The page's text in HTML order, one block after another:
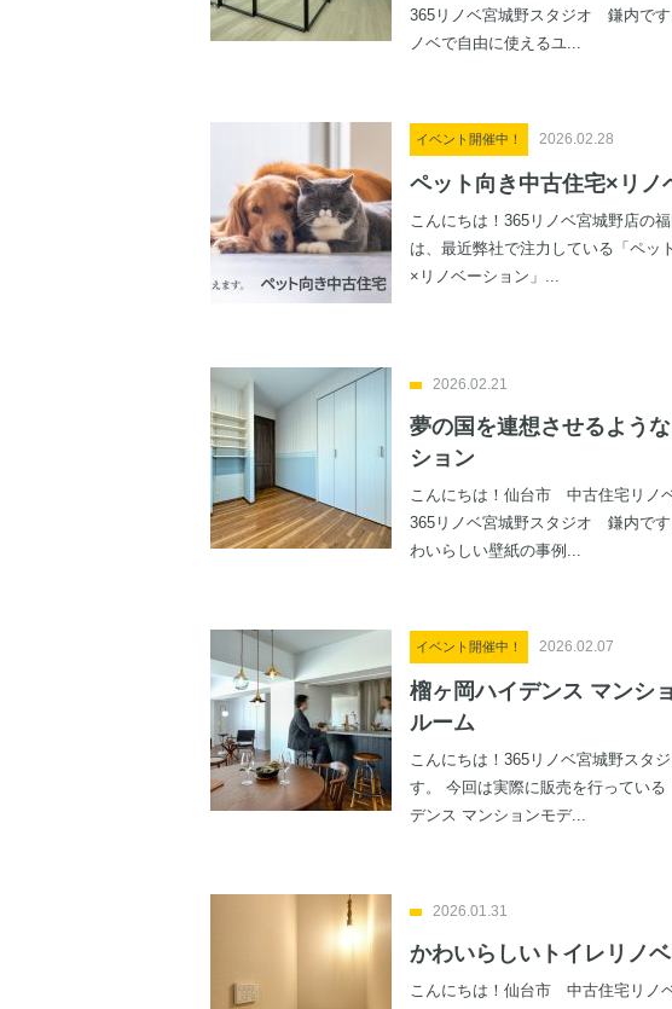
365リノベ宮城野スタジオ 鎌内です
ノベで自由に使えるユ...
イベント開催中！ 2026.02.28
ペット向き中古住宅×リノ
こんにちは！365リノベ宮城野店の
は、最近弊社で注力している「ペッ
×リノベーション」...
2026.02.21
夢の国を連想させるよう
ション
こんにちは！仙台市 中古住宅リノ
365リノベ宮城野スタジオ 鎌内で
わいらしい壁紙の事例...
イベント開催中！ 2026.02.07
榴ヶ岡ハイデンス マンシ
ルーム
こんにちは！365リノベ宮城野スタ
す。 今回は実際に販売を行っている
デンス マンションモデ...
2026.01.31
かわいらしいトイレリノベ
こんにちは！仙台市 中古住宅リノ